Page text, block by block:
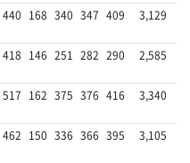
440 168 340 347 409 3,129
418 146 251 282 290 2,585
517 162 375 376 416 3,340
462 150 336 366 395 3,105